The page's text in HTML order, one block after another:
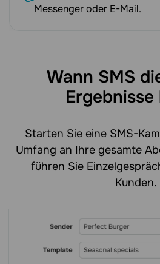
Messenger oder E-Mail.
Wann SMS
Starten Sie eine SMS-
Umfang an Ihre gesamte
führen Sie
Kunden.